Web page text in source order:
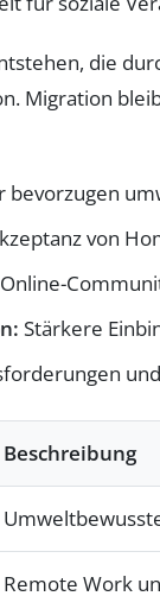
die
Migration
bevorzugen
von
Online-
Stärkere
Beschreibung
Remote Work